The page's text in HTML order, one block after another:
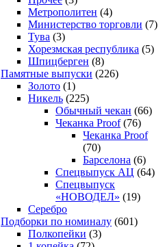
Метрополитен (4)
Министерство торговли (7)
Тува (3)
Хорезмская республика (5)
Шпицберген (8)
Памятные выпуски (226)
Золото (1)
Никель (225)
Обычный чекан (66)
Чеканка Proof(76)
Чеканка Proof
(70)
Барселона (6)
Спецвыпуск АЦ (64)
Спецвыпуск
«НОВОДЕЛ» (19)
Серебро
Подборки по номиналу (601)
Полкопейки (3)